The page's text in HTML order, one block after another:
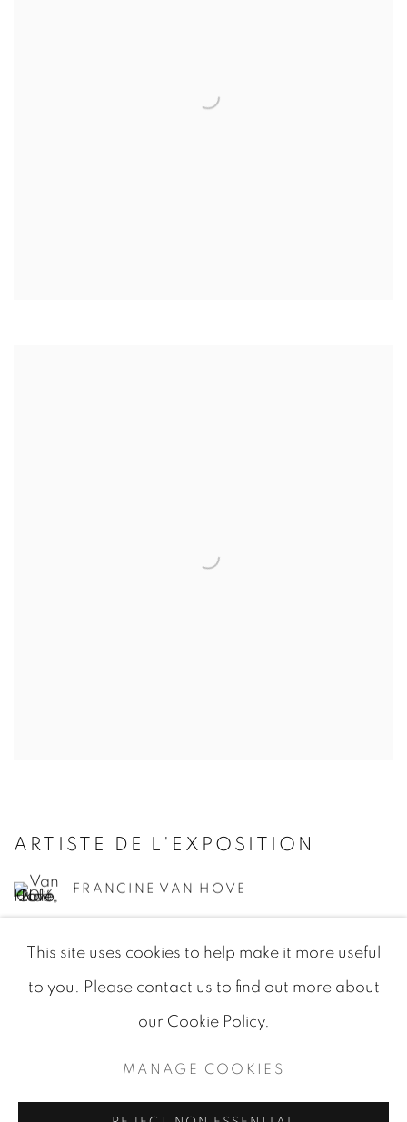
ARTISTE DE L'EXPOSITION
FRANCINE VAN HOVE
© 2026 JEAN-MARIE OGER
This site uses cookies to help make it more useful
to you. Please contact us to find out more about
our Cookie Policy.
MANAGE COOKIES